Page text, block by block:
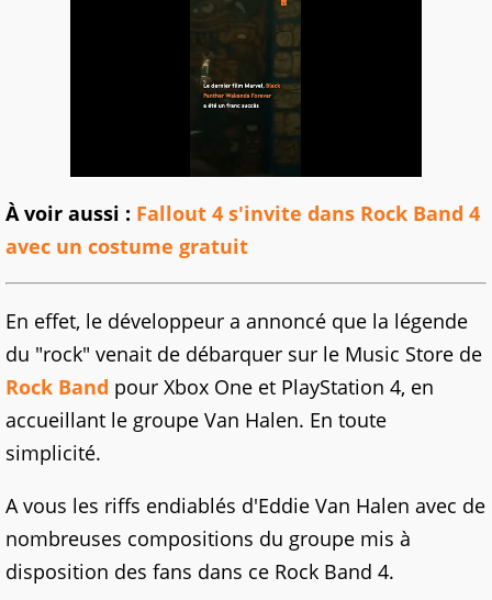
À voir aussi : Fallout 4 s'invite dans Rock Band 4
avec un costume gratuit
En effet, le développeur a annoncé que la légende
du "rock" venait de débarquer sur le Music Store de
Rock Band pour Xbox One et PlayStation 4, en
accueillant le groupe Van Halen. En toute
simplicité.
A vous les riffs endiablés d'Eddie Van Halen avec de
nombreuses compositions du groupe mis à
disposition des fans dans ce Rock Band 4.